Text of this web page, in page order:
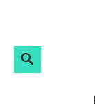
content
Search